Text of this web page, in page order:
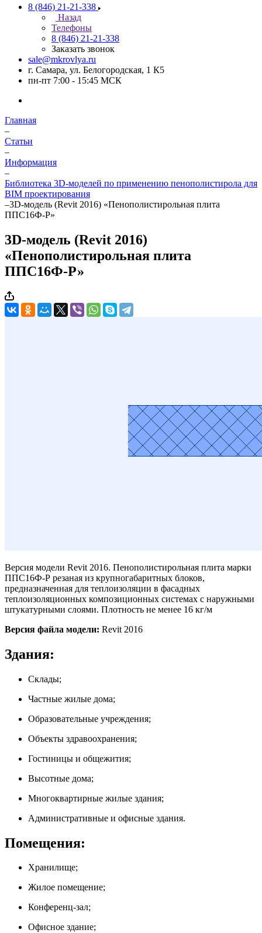
8 (846) 21-21-338
Назад
Телефоны
8 (846) 21-21-338
Заказать звонок
sale@mkrovlya.ru
г. Самара, ул. Белогородская, 1 К5
пн-пт 7:00 - 15:45 МСК
Главная
–
Статьи
–
Информация
–
Библиотека 3D-моделей по применению пенополистирола для
BIM проектирования
–3D-модель (Revit 2016) «Пенополистирольная плита
ППС16Ф-Р»
3D-модель (Revit 2016)
«Пенополистирольная плита
ППС16Ф-Р»
Версия модели Revit 2016. Пенополистирольная плита марки
ППС16Ф-Р резаная из крупногабаритных блоков,
предназначенная для теплоизоляции в фасадных
теплоизоляционных композиционных системах с наружными
штукатурными слоями. Плотность не менее 16 кг/м
Версия файла модели: Revit 2016
Здания:
Склады;
Частные жилые дома;
Образовательные учреждения;
Объекты здравоохранения;
Гостиницы и общежития;
Высотные дома;
Многоквартирные жилые здания;
Административные и офисные здания.
Помещения:
Хранилище;
Жилое помещение;
Конференц-зал;
Офисное здание;